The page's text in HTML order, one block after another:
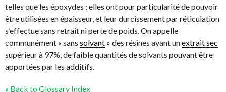
telles que les époxydes ; elles ont pour particularité de pouvoir
être utilisées en épaisseur, et leur durcissement par réticulation
s’effectue sans retrait ni perte de poids. On appelle
communément « sans solvant » des résines ayant unextrait sec
supérieur à 97%, de faible quantités de solvants pouvant être
apportées par les additifs.
« Back to Glossary Index